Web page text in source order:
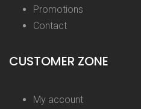
Promotions
Contact
CUSTOMER ZONE
My account